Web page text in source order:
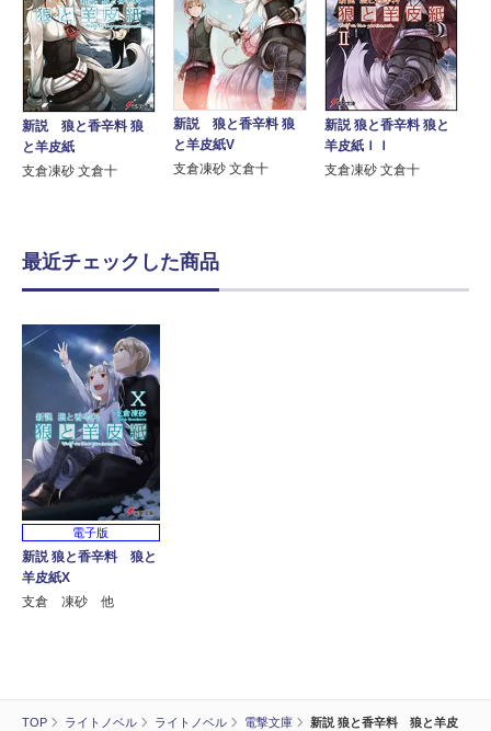
TOP ライトノベル ライトノベル 電撃文庫 新説 狼と香辛料 狼と羊皮
新説 狼と香辛料 狼
と羊皮紙
支倉凍砂 文倉十
新説 狼と香辛料 狼
と羊皮紙V
支倉凍砂 文倉十
新説 狼と香辛料 狼と
羊皮紙ＩＩ
支倉凍砂 文倉十
最近チェックした商品
電子版
新説 狼と香辛料 狼と
羊皮紙X
支倉 凍砂 他